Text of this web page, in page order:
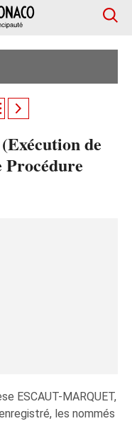
de
Procédure
ESCAUT-MARQUET,
les nommés